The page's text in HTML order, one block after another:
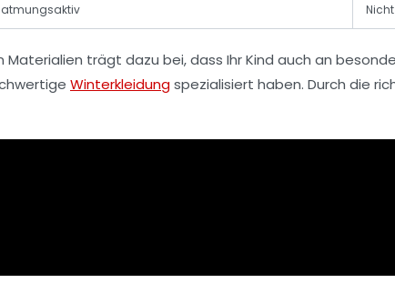
atmungsaktiv
Materialien trägt dazu bei, dass Ihr Kind auch an
Winterkleidungspezialisiert haben. Durch die